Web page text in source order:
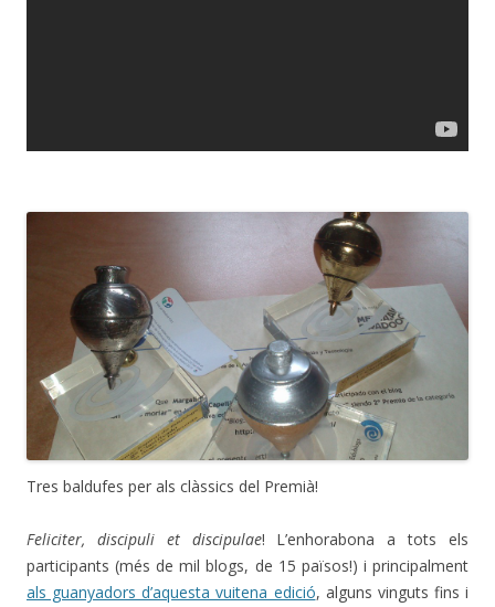
Tres baldufes per als clàssics del Premià!
Feliciter, discipuli et discipulae! L’enhorabona a tots els
participants (més de mil blogs, de 15 països!) i principalment
als guanyadors d’aquesta vuitena edició, alguns vinguts fins i